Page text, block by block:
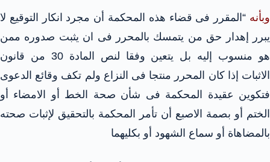
وبأنه “المقرر فى قضاء هذه المحكمة أن مجرد انكار التوقيع لا
يبرر إهدار حق من يتمسك بالمحرر فى ان يثبت صدوره ممن
هو منسوب إليه بل يتعين وفقا لنص المادة 30 من قانون
الاثبات إذا كان المحرر منتجا فى النزاع ولم تكف وقائع الدعوى
فتكوين عقيدة المحكمة فى شأن صحة الخط أو الامضاء أو
الختم أو بصمة الاصبع أن تأمر المحكمة بالتحقيق لإثبات صحته
بالمضاهاة أو سماع الشهود أو بكليهما